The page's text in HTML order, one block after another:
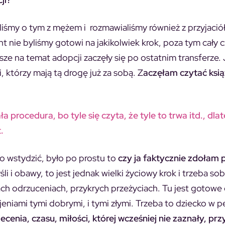
o tym z mężem i rozmawialiśmy również z
byliśmy gotowi na jakikolwiek krok, poza tym cały
na temat adopcji zaczęły się po ostatnim transferze.
którzy mają tą drogę już za sobą. Zaczęłam czytać
procedura, bo tyle się czyta, że tyle to trwa itd.,
wstydzić, było po prostu to czy ja faktycznie zdołam
i obawy, to jest jednak wielki życiowy krok i trzeba
odrzuceniach, przykrych przeżyciach. Tu jest gotowe
tymi dobrymi, i tymi złymi. Trzeba to dziecko w
czasu, miłości, której wcześniej nie zaznały,